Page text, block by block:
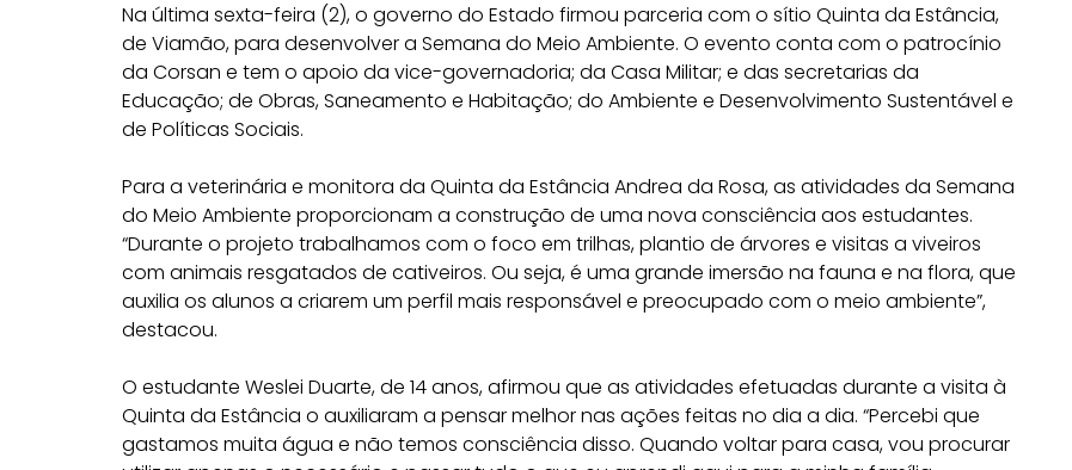
Na última sexta-feira (2), o governo do Estado firmou parceria com o sítio Quinta da Estância,
de Viamão, para desenvolver a Semana do Meio Ambiente. O evento conta com o patrocínio
da Corsan e tem o apoio da vice-governadoria; da Casa Militar; e das secretarias da
Educação; de Obras, Saneamento e Habitação; do Ambiente e Desenvolvimento Sustentável e
de Políticas Sociais.
Para a veterinária e monitora da Quinta da Estância Andrea da Rosa, as atividades da Semana
do Meio Ambiente proporcionam a construção de uma nova consciência aos estudantes.
“Durante o projeto trabalhamos com o foco em trilhas, plantio de árvores e visitas a viveiros
com animais resgatados de cativeiros. Ou seja, é uma grande imersão na fauna e na flora, que
auxilia os alunos a criarem um perfil mais responsável e preocupado com o meio ambiente”,
destacou.
O estudante Weslei Duarte, de 14 anos, afirmou que as atividades efetuadas durante a visita à
Quinta da Estância o auxiliaram a pensar melhor nas ações feitas no dia a dia. “Percebi que
gastamos muita água e não temos consciência disso. Quando voltar para casa, vou procurar